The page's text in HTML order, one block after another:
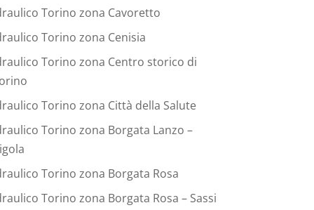
Torino zona Cavoretto
Torino zona Cenisia
Torino zona Centro storico di
Torino zona Città della Salute
Torino zona Borgata Lanzo –
Torino zona Borgata Rosa
Torino zona Borgata Rosa – Sassi